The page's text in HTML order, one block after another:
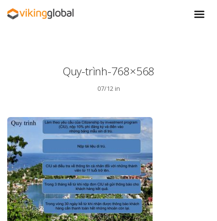
Quy-trình-768×568
07/12 in